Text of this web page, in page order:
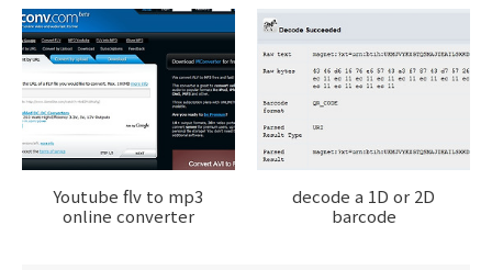
Youtube flv to mp3
online converter
decode a 1D or 2D
barcode